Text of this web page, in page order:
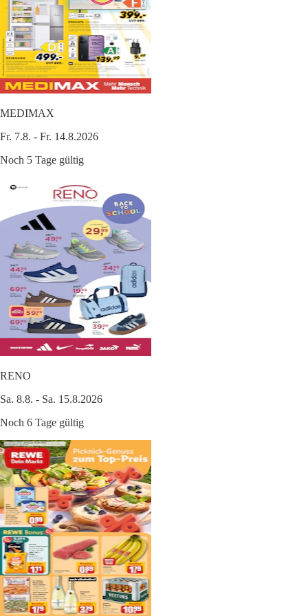
MEDIMAX
Fr. 7.8. - Fr. 14.8.2026
Noch 5 Tage gültig
RENO
Sa. 8.8. - Sa. 15.8.2026
Noch 6 Tage gültig